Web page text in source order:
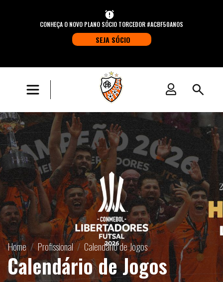
CONHEÇA O NOVO PLANO SÓCIO TORCEDOR #ACBF50ANOS
SEJA SÓCIO
Home Profissional Calendário de Jogos
Calendário de Jogos